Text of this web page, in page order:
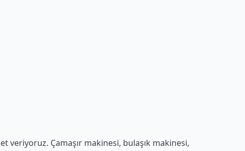
Çamaşır makinesi, bulaşık makinesi,